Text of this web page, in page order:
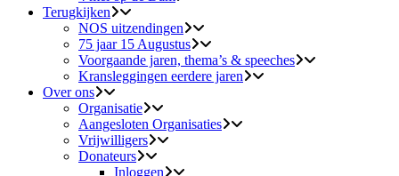
Terugkijken
NOS uitzendingen
75 jaar 15 Augustus
Voorgaande jaren, thema’s & speeches
Kransleggingen eerdere jaren
Over ons
Organisatie
Aangesloten Organisaties
Vrijwilligers
Donateurs
Inloggen